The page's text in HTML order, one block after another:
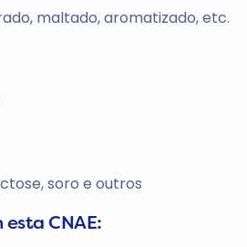
maltado, aromatizado, etc.
soro e outros
CNAE: